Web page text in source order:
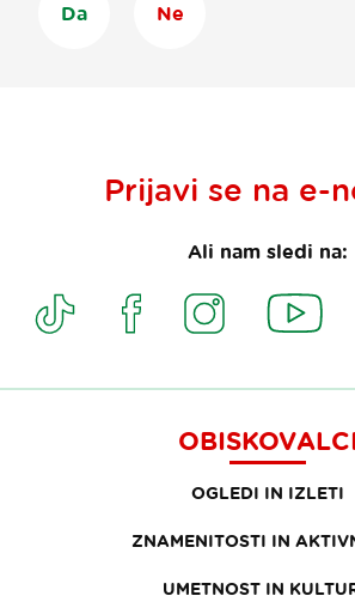
Da Ne
Prijavi se na e-
Ali nam sledi na:
OGLEDI IN IZLETI
ZNAMENITOSTI IN
UMETNOST IN